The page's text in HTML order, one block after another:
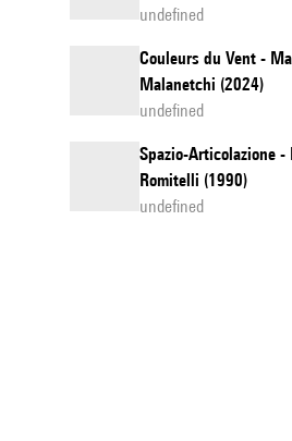
undefined
Couleurs du Vent -
Malanetchi (2024)
undefined
Spazio-Articolazione -
Romitelli (1990)
undefined